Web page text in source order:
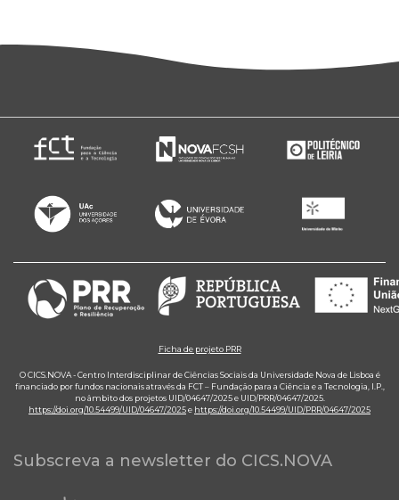
Ficha de projeto PRR
O CICS.NOVA - Centro Interdisciplinar de Ciências Sociais da Universidade Nova de Lisboa é
financiado por fundos nacionais através da FCT – Fundação para a Ciência e a Tecnologia, I.P.,
no âmbito dos projetos UID/04647/2025 e UID/PRR/04647/2025.
https://doi.org/10.54499/UID/04647/2025e https://doi.org/10.54499/UID/PRR/04647/2025
Subscreva a newsletter do CICS.NOVA